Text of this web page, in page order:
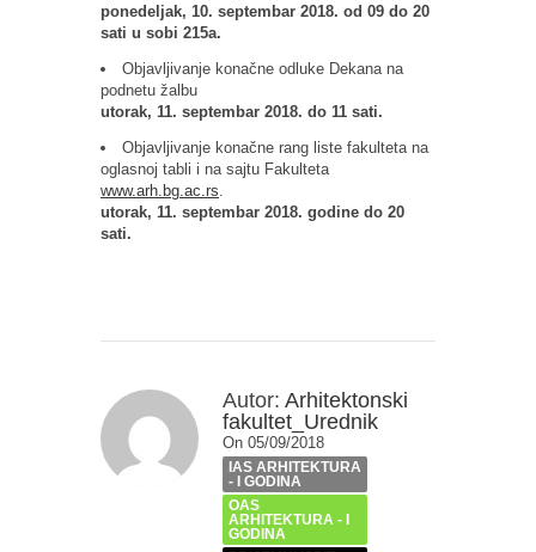
ponedeljak, 10. septembar 2018. od 09 do 20
sati u sobi 215a.
Objavljivanje konačne odluke Dekana na
podnetu žalbu
utorak, 11. septembar 2018. do 11 sati.
Objavljivanje konačne rang liste fakulteta na
oglasnoj tabli i na sajtu Fakulteta
www.arh.bg.ac.rs.
utorak, 11. septembar 2018. godine do 20
sati.
Autor: Arhitektonski
fakultet_Urednik
On 05/09/2018
IAS ARHITEKTURA
- I GODINA
OAS
ARHITEKTURA - I
GODINA